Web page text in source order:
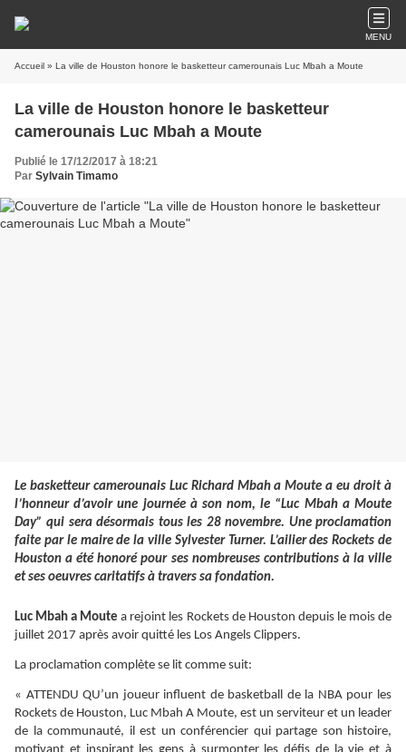
MENU
Accueil » La ville de Houston honore le basketteur camerounais Luc Mbah a Moute
La ville de Houston honore le basketteur
camerounais Luc Mbah a Moute
Publié le 17/12/2017 à 18:21
Par Sylvain Timamo
Le basketteur camerounais Luc Richard Mbah a Moute a eu droit à
l’honneur d’avoir une journée à son nom, le “Luc Mbah a Moute
Day” qui sera désormais tous les 28 novembre. Une proclamation
faite par le maire de la ville Sylvester Turner. L’ailier des Rockets de
Houston a été honoré pour ses nombreuses contributions à la ville
et ses oeuvres caritatifs à travers sa fondation.
Luc Mbah a Moute a rejoint les Rockets de Houston depuis le mois de
juillet 2017 après avoir quitté les Los Angels Clippers.
La proclamation complète se lit comme suit:
« ATTENDU QU’un joueur influent de basketball de la NBA pour les
Rockets de Houston, Luc Mbah A Moute, est un serviteur et un leader
de la communauté, il est un conférencier qui partage son histoire,